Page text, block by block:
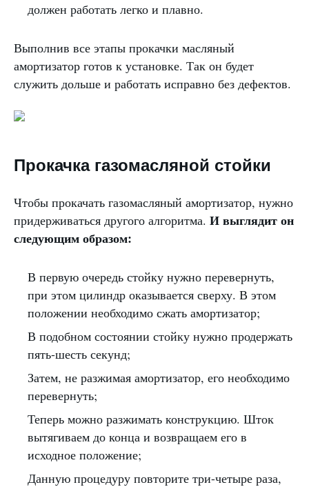
должен работать легко и плавно.
Выполнив все этапы прокачки масляный
амортизатор готов к установке. Так он будет
служить дольше и работать исправно без дефектов.
Прокачка газомасляной стойки
Чтобы прокачать газомасляный амортизатор, нужно
придерживаться другого алгоритма. И выглядит он
следующим образом:
В первую очередь стойку нужно перевернуть,
при этом цилиндр оказывается сверху. В этом
положении необходимо сжать амортизатор;
В подобном состоянии стойку нужно продержать
пять-шесть секунд;
Затем, не разжимая амортизатор, его необходимо
перевернуть;
Теперь можно разжимать конструкцию. Шток
вытягиваем до конца и возвращаем его в
исходное положение;
Данную процедуру повторите три-четыре раза,